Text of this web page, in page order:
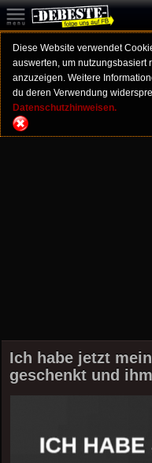
Diese Website verwendet
auswerten, um nutzungsbasiert
anzuzeigen. Weitere
du deren Verwendung
Datenschutzhinweisen.
Ich habe jetzt
geschenkt und